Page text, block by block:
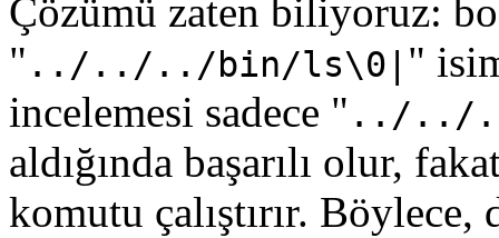
Çözümü zaten biliyoruz:
" ../../../bin/ls\0| "
incelemesi sadece " ../../
aldığında başarılı olur,
komutu çalıştırır.